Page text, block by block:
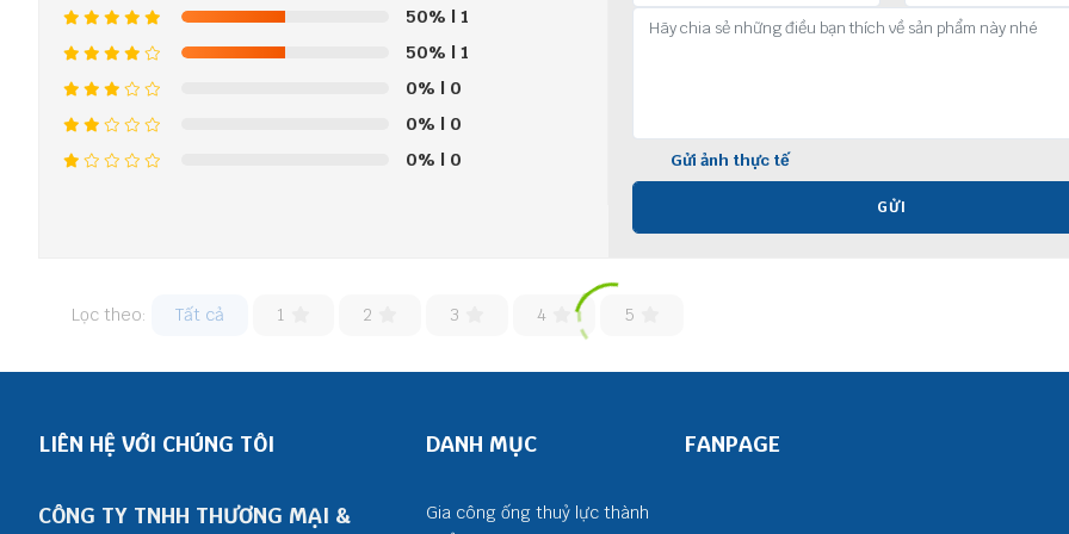
50% | 1
50% | 1
0% | 0
0% | 0
0% | 0 Gửi ảnh thực tế
GỬI
Lọc theo: Tất cả 1 2 3 4 5
LIÊN HỆ VỚI CHÚNG TÔI
CÔNG TY TNHH THƯƠNG MẠI &
DANH MỤC
Gia công ống thuỷ lực thành
FANPAGE